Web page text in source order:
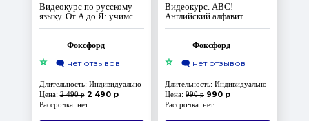
Видеокурс по русскому
языку. От А до Я: учимся
писать правильно
Фоксфорд
⭐ 🗨️ нет отзывов
Длительность: Индивидуально
Цена:2 490 р 2 490 р
Рассрочка: нет
Видеокурс. ABC!
Английский алфавит
Фоксфорд
⭐ 🗨️ нет отзывов
Длительность: Индивидуально
Цена: 990 р 990 р
Рассрочка: нет